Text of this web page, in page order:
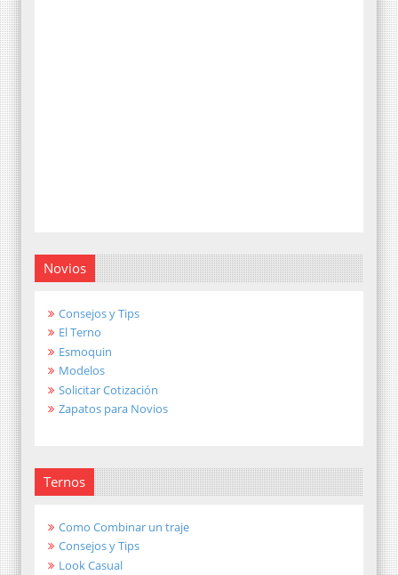
Novios
Consejos y Tips
El Terno
Esmoquin
Modelos
Solicitar Cotización
Zapatos para Novios
Ternos
Como Combinar un traje
Consejos y Tips
Look Casual